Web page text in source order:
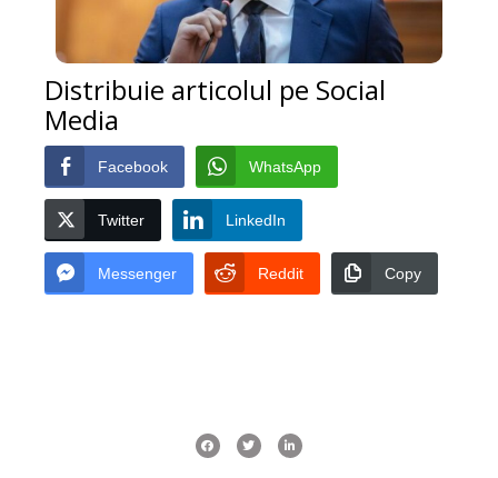
Distribuie articolul pe Social
Media
Facebook WhatsApp
Twitter LinkedIn
Messenger Reddit Copy